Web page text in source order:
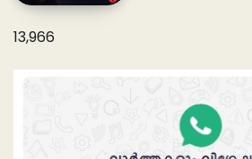
13,966